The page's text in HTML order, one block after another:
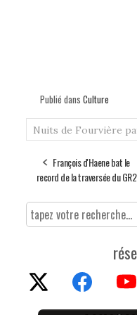
Publié dans Culture
Nuits de Fourvière
François d'Haene bat le
record de la traversée du